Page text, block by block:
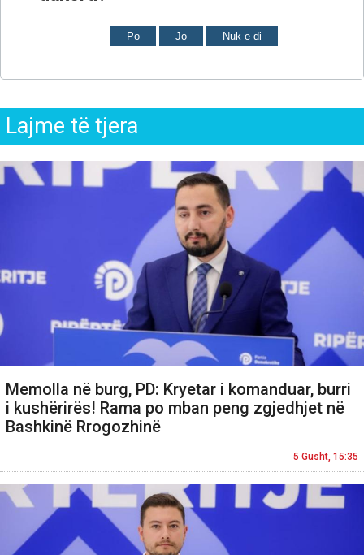
Po Jo Nuk e di
Lajme të tjera
Memolla në burg, PD: Kryetar i komanduar, burri
i kushërirës! Rama po mban peng zgjedhjet në
Bashkinë Rrogozhinë
5 Gusht, 15:35